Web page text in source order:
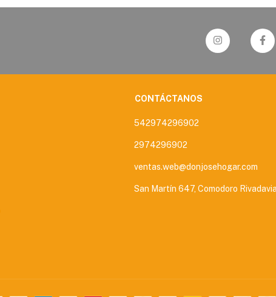
CONTÁCTANOS
542974296902
2974296902
ventas.web@donjosehogar.com
San Martín 647, Comodoro